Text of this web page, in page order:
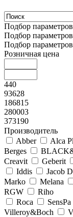
Подбор параметров
Подбор параметров
Подбор параметров
Розничная цена
440
93628
186815
280003
373190
Производитель
Abber
Alca
Berges
Creavit
Geberit
Iddis
Jacob
Marko
Melana
RGW
Riho
Roca
SensPa
Villeroy&Boсh